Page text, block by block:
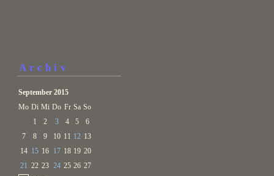
Archiv
September 2015
Mo Di Mi Do Fr Sa So
1
2 3 4 5
6
7
8 9 10 11 12 13
14 15 16 17 18 19 20
21 22 23 24 25 26 27